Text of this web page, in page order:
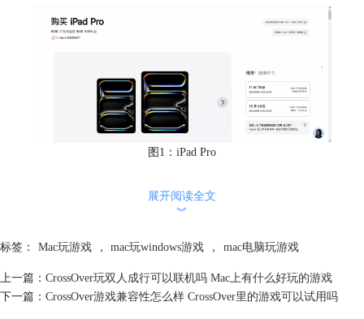
图1：iPad Pro
iPad中的App Store以移动游戏为主，里面有很多免费的游戏，部分游戏采
款工具，可直接运行Windows平台的Steam游戏库，运行例如《暗黑破坏
神4》《霍格沃茨之遗》等大型游戏，且性能接近原生Windows环境。
展开阅读全文
︾
标签： Mac玩游戏 ， mac玩windows游戏 ， mac电脑玩游戏
上一篇： CrossOver玩双人成行可以联机吗 Mac上有什么好玩的游戏
下一篇： CrossOver游戏兼容性怎么样 CrossOver里的游戏可以试用吗